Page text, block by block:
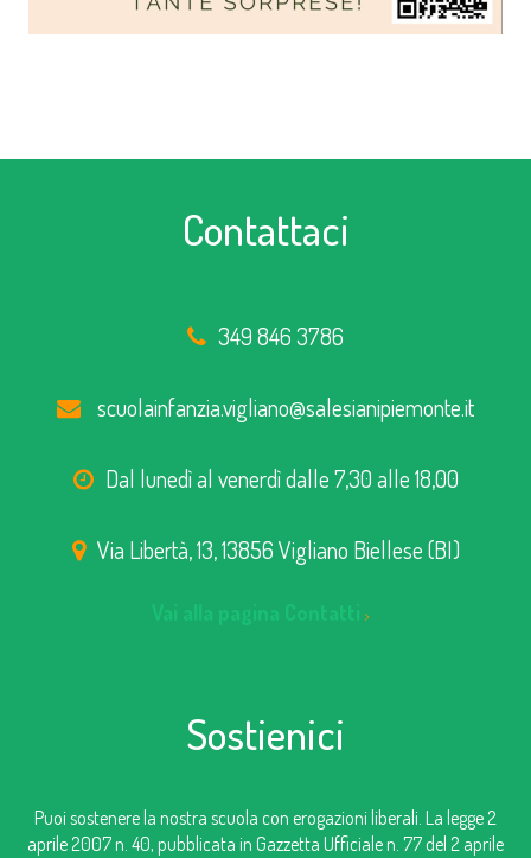
Contattaci
349 846 3786
scuolainfanzia.vigliano@salesianipiemonte.it
Dal lunedì al venerdì dalle 7,30 alle 18,00
Via Libertà, 13, 13856 Vigliano Biellese (BI)
Sostienici
Puoi sostenere la nostra scuola con erogazioni liberali. La legge 2
aprile 2007 n. 40, pubblicata in Gazzetta Ufficiale n. 77 del 2 aprile